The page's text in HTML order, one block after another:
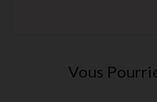
Vous